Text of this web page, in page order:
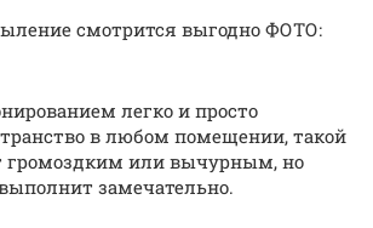
смотрится выгодно ФОТО:
легко и просто
в любом помещении, такой
громоздким или вычурным, но
замечательно.